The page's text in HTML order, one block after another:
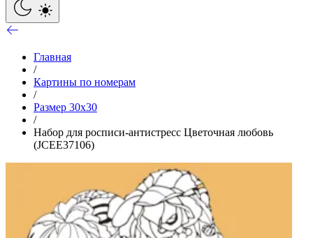
Главная
/
Картины по номерам
/
Размер 30x30
/
Набор для росписи-антистресс Цветочная любовь
(JCEE37106)